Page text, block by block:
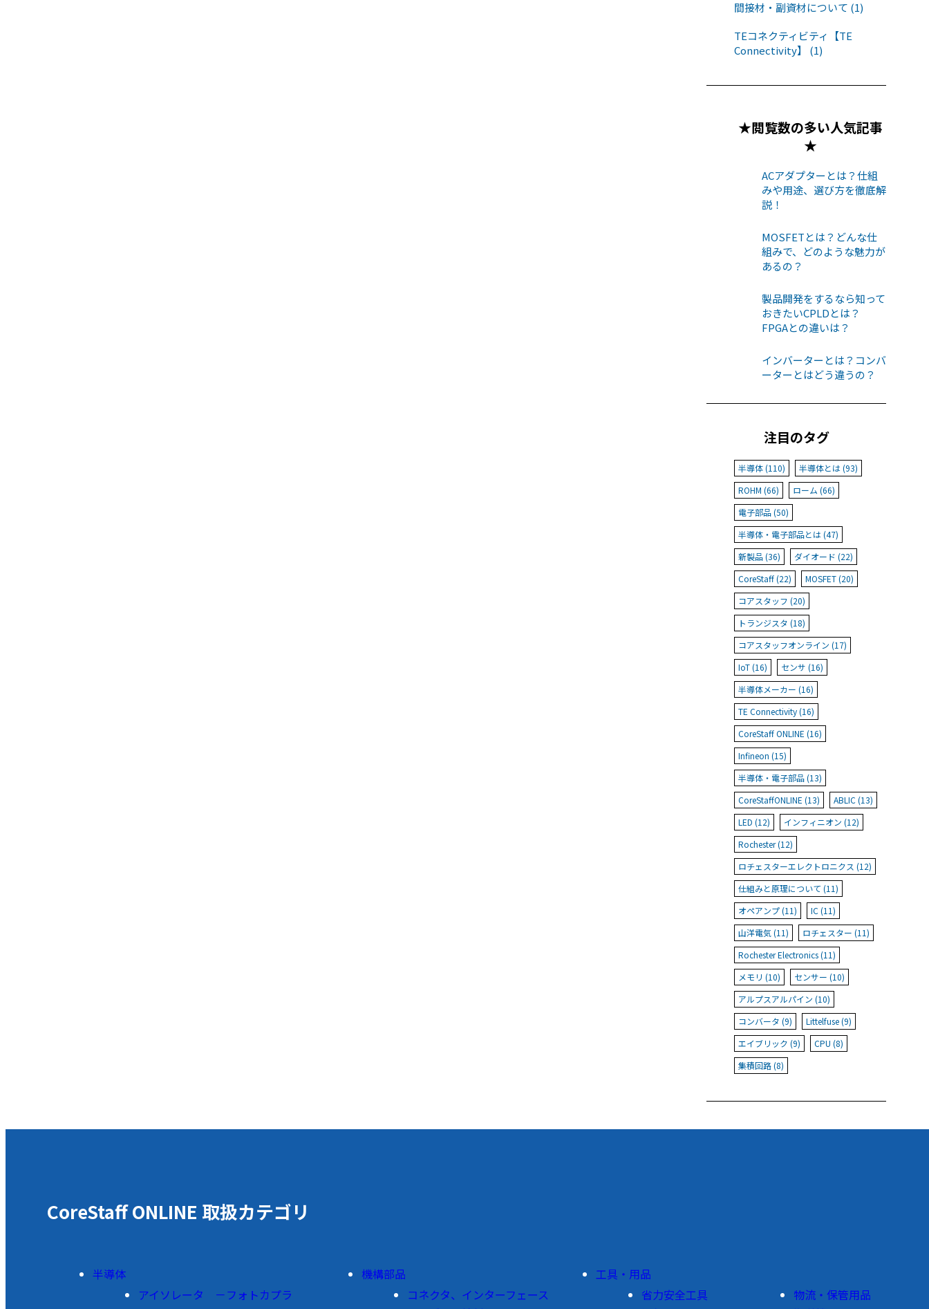
間接材・副資材について (1)
TEコネクティビティ【TE
Connectivity】 (1)
★閲覧数の多い人気記事
★
ACアダプターとは？仕組
みや用途、選び方を徹底解
説！
MOSFETとは？どんな仕
組みで、どのような魅力が
あるの？
製品開発をするなら知って
おきたいCPLDとは？
FPGAとの違いは？
インバーターとは？コンバ
ーターとはどう違うの？
注目のタグ
半導体 (110)
半導体とは (93)
ROHM (66)
ローム (66)
電子部品 (50)
半導体・電子部品とは (47)
新製品 (36)
ダイオード (22)
CoreStaff (22)
MOSFET (20)
コアスタッフ (20)
トランジスタ (18)
コアスタッフオンライン (17)
IoT (16)
センサ (16)
半導体メーカー (16)
TE Connectivity (16)
CoreStaff ONLINE (16)
Infineon (15)
半導体・電子部品 (13)
CoreStaffONLINE (13)
ABLIC (13)
LED (12)
インフィニオン (12)
Rochester (12)
ロチェスターエレクトロニクス (12)
仕組みと原理について (11)
オペアンプ (11)
IC (11)
山洋電気 (11)
ロチェスター (11)
Rochester Electronics (11)
メモリ (10)
センサー (10)
アルプスアルパイン (10)
コンバータ (9)
Littelfuse (9)
エイブリック (9)
CPU (8)
集積回路 (8)
CoreStaff ONLINE 取扱カテゴリ
半導体
アイソレータ －フォトカプラ
機構部品
コネクタ、インターフェース
工具・用品
省力安全工具
物流・保管用品